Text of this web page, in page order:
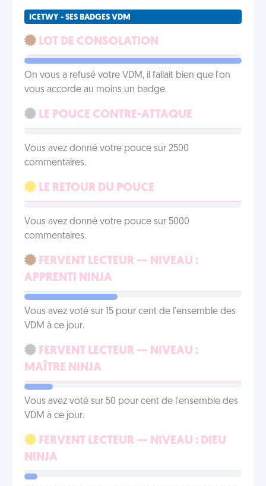
ICETWY - SES BADGES VDM
LOT DE CONSOLATION
On vous a refusé votre VDM, il fallait bien que l'on
vous accorde au moins un badge.
LE POUCE CONTRE-ATTAQUE
Vous avez donné votre pouce sur 2500
commentaires.
LE RETOUR DU POUCE
Vous avez donné votre pouce sur 5000
commentaires.
FERVENT LECTEUR — NIVEAU :
APPRENTI NINJA
Vous avez voté sur 15 pour cent de l'ensemble des
VDM à ce jour.
FERVENT LECTEUR — NIVEAU :
MAÎTRE NINJA
Vous avez voté sur 50 pour cent de l'ensemble des
VDM à ce jour.
FERVENT LECTEUR — NIVEAU : DIEU
NINJA